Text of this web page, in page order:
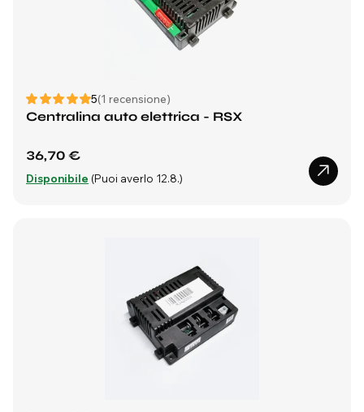
5(1 recensione)
Centralina auto elettrica - RSX
36,70 €
Disponibile (Puoi averlo 12.8.)